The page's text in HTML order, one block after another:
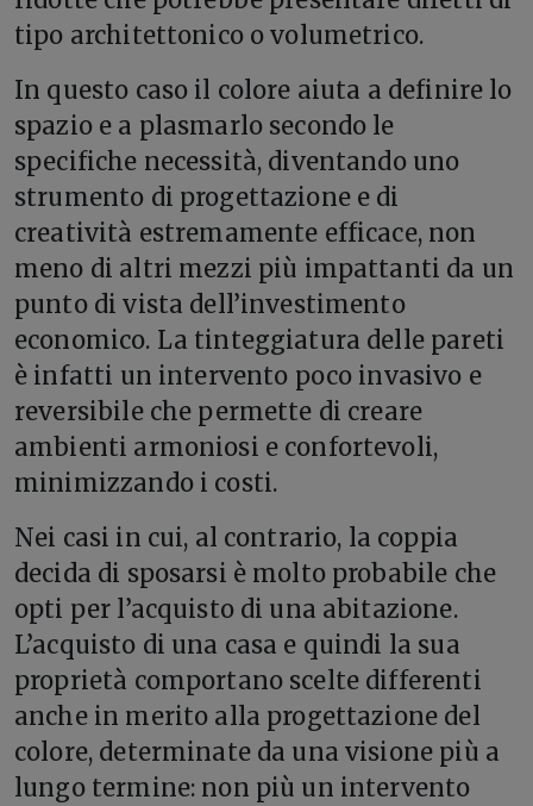
tipo architettonico o volumetrico.
In questo caso il colore aiuta a definire lo
spazio e a plasmarlo secondo le
specifiche necessità, diventando uno
strumento di progettazione e di
creatività estremamente efficace, non
meno di altri mezzi più impattanti da un
punto di vista dell’investimento
economico. La tinteggiatura delle pareti
è infatti un intervento poco invasivo e
reversibile che permette di creare
ambienti armoniosi e confortevoli,
minimizzando i costi.
Nei casi in cui, al contrario, la coppia
decida di sposarsi è molto probabile che
opti per l’acquisto di una abitazione.
L’acquisto di una casa e quindi la sua
proprietà comportano scelte differenti
anche in merito alla progettazione del
colore, determinate da una visione più a
lungo termine: non più un intervento